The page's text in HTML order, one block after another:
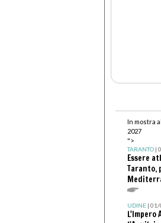
In mostra
2027
">
TARANTO|
Essere
Taranto,
UDINE| 01/
L'Impero